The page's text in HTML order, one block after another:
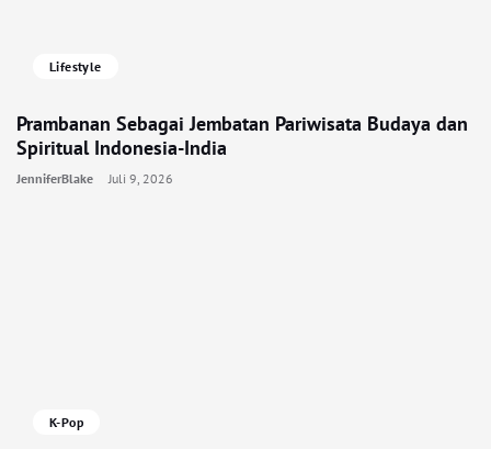
Lifestyle
Prambanan Sebagai Jembatan Pariwisata Budaya dan
Spiritual Indonesia-India
JenniferBlake Juli 9, 2026
K-Pop